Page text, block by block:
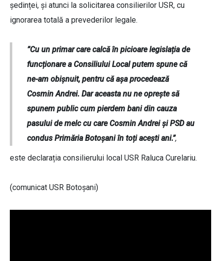
ședinței, și atunci la solicitarea consilierilor USR, cu
ignorarea totală a prevederilor legale.
”Cu un primar care calcă în picioare legislația de
funcționare a Consiliului Local putem spune că
ne-am obișnuit, pentru că așa procedează
Cosmin Andrei. Dar aceasta nu ne oprește să
spunem public cum pierdem bani din cauza
pasului de melc cu care Cosmin Andrei și PSD au
condus Primăria Botoșani în toți acești ani.”,
este declarația consilierului local USR Raluca Curelariu.
(comunicat USR Botoșani)